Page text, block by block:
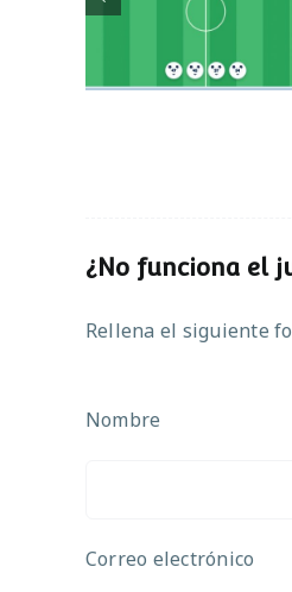
operaciones
¿No funciona el
Rellena el siguiente
Nombre
Correo electrónico